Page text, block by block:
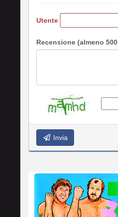
Utente
Recensione (almeno
Invia